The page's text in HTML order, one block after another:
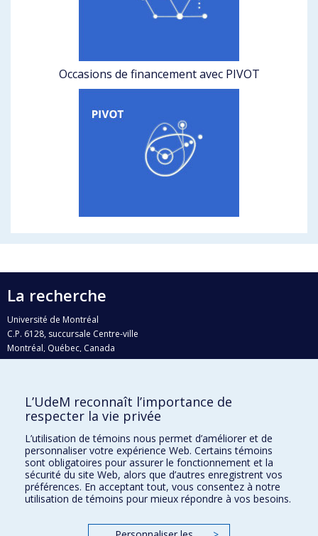
Occasions de financement avec PIVOT
La recherche
Université de Montréal
C.P. 6128, succursale Centre-ville
Montréal, Québec, Canada
H3C 3J7
Qui fait quoi?
Nous trouver
Plan du site
Accessibilité
L’UdeM reconnaît l’importance de
respecter la vie privée
L’utilisation de témoins nous permet d’améliorer et de
personnaliser votre expérience Web. Certains témoins
sont obligatoires pour assurer le fonctionnement et la
sécurité du site Web, alors que d’autres enregistrent vos
préférences. En acceptant tout, vous consentez à notre
utilisation de témoins pour mieux répondre à vos besoins.